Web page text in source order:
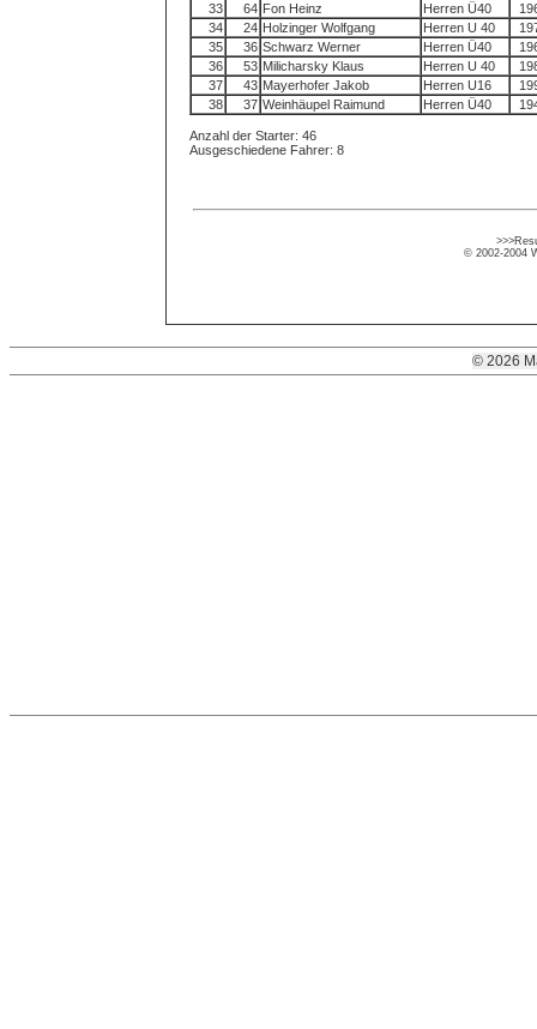
33
64 Fon Heinz Herren Ü40
34
24 Holzinger Wolfgang Herren U 40
35
36 Schwarz Werner Herren Ü40
36
53 Milicharsky Klaus Herren U 40
37
43 Mayerhofer Jakob Herren U16
38
37 Weinhäupel Raimund Herren Ü40
Anzahl der Starter: 46
Ausgeschiedene Fahrer: 8
© 2002-2004
© 2026